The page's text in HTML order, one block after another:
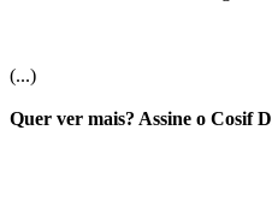
(...)
Quer ver mais? Assine o Cosif